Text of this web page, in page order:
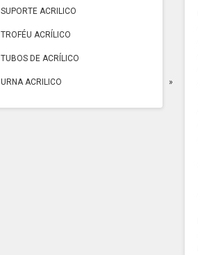
SUPORTE ACRILICO
TROFÉU ACRÍLICO
TUBOS DE ACRÍLICO
URNA ACRILICO